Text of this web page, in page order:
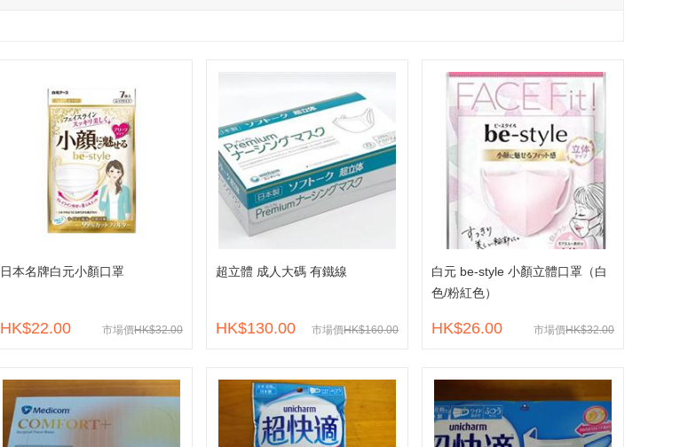
日本名牌白元小顏口罩
市場價HK$32.00
HK$22.00
超立體 成人大碼 有鐵線
市場價HK$160.00
HK$130.00
白元 be-style 小顏立體口罩（白
色/粉紅色）
市場價HK$32.00
HK$26.00